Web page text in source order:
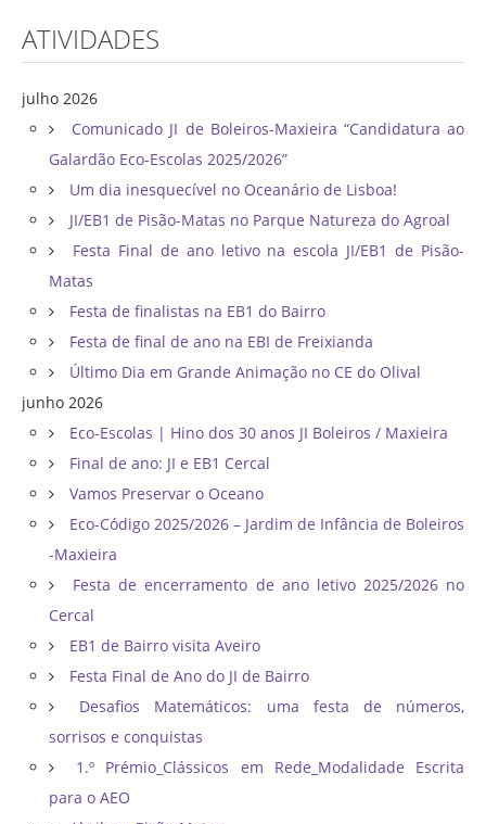
ATIVIDADES
julho 2026
Comunicado JI de Boleiros-Maxieira “Candidatura ao
Galardão Eco-Escolas 2025/2026”
Um dia inesquecível no Oceanário de Lisboa!
JI/EB1 de Pisão-Matas no Parque Natureza do Agroal
Festa Final de ano letivo na escola JI/EB1 de Pisão-
Matas
Festa de finalistas na EB1 do Bairro
Festa de final de ano na EBI de Freixianda
Último Dia em Grande Animação no CE do Olival
junho 2026
Eco-Escolas | Hino dos 30 anos JI Boleiros / Maxieira
Final de ano: JI e EB1 Cercal
Vamos Preservar o Oceano
Eco-Código 2025/2026 – Jardim de Infância de Boleiros
-Maxieira
Festa de encerramento de ano letivo 2025/2026 no
Cercal
EB1 de Bairro visita Aveiro
Festa Final de Ano do JI de Bairro
Desafios Matemáticos: uma festa de números,
sorrisos e conquistas
1.º Prémio_Clássicos em Rede_Modalidade Escrita
para o AEO